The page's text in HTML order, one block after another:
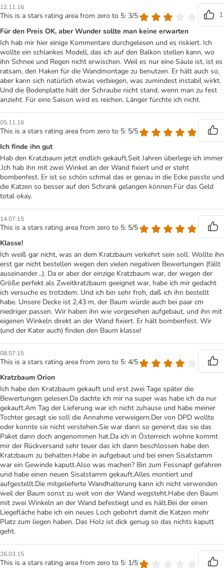
12.11.16
This is a stars rating area from zero to 5: 3/5
1
Für den Preis OK, aber Wunder sollte man keine erwarten
Ich hab mir hier einige Kommentare durchgelesen und es riskiert. Ich
wollte ein schlankes Modell, das ich auf den Balkon stellen kann, wo
ihn Schnee und Regen nicht erwischen. Weil es nur eine Säule ist, ist es
ratsam, den Haken für die Wandmontage zu benutzen. Er hält auch so,
aber kann sich natürlich etwas verbiegen, was zumindest instabil wirkt.
Und die Bodenplatte hält der Schraube nicht stand, wenn man zu fest
anzieht. Für eine Saison wird es reichen. Länger fürchte ich nicht.
05.11.16
This is a stars rating area from zero to 5: 5/5
Ich finde ihn gut
Hab den Kratzbaum jetzt endlich gekauft.Seit Jahren überlege ich immer
.Ich hab ihn mit zwei Winkel an der Wand fixiert und er steht
bombenfest. Er ist so schön schmal das er genau in die Ecke passte und
die Katzen so besser auf den Schrank gelangen können.Für das Geld
total okay.
14.07.15
This is a stars rating area from zero to 5: 5/5
Klasse!
Ich weiß gar nicht, was an dem Kratzbaum verkehrt sein soll. Wollte ihn
erst gar nicht bestellen wegen den vielen negativen Bewertungen (fällt
auseinander...). Da er aber der einzige Kratzbaum war, der wegen der
Größe perfekt als Zweitkratzbaum geeignet war, habe ich mir gedacht
ich versuche es trotzdem. Und ich bin sehr froh, daß ich ihn bestellt
habe. Unsere Decke ist 2,43 m, der Baum würde auch bei paar cm
niedriger passen. Wir haben ihn wie vorgesehen aufgebaut, und ihn mit
eigenen Winkeln direkt an der Wand fixiert. Er hält bombenfest. Wir
(und der Kater auch) finden den Baum klasse!
08.07.15
This is a stars rating area from zero to 5: 4/5
Kratzbaum Orion
Ich habe den Kratzbaum gekauft und erst zwei Tage später die
Bewertungen gelesen.Da dachte ich mir na super was habe ich da nur
gekauft.Am Tag der Lieferung war ich nicht zuhause und habe meiner
Tochter gesagt sie soll die Annahme verweigern.Der von DPD wollte
oder konnte sie nicht verstehen.Sie war dann so genervt das sie das
Paket dann doch angenommen hat.Da ich in Österreich wohne kommt
mir der Rückversand sehr teuer das ich dann beschlossen habe den
Kratzbaum zu behalten.Habe in aufgebaut und bei einen Sisalstamm
war ein Gewinde kaputt.Also was machen? Bin zum Fessnapf gefahren
und habe einen neuen Sisalstamm gekauft.Alles montiert und
aufgestellt.Die mitgelieferte Wandhalterung kann ich nicht verwenden
weil der Baum sonst zu weit von der Wand wegsteht.Habe den Baum
mit zwei Winkeln an der Wand befestiegt und es hält.Bei der einen
Liegefläche habe ich ein neues Loch gebohrt damit die Katzen mehr
Platz zum liegen haben. Das Holz ist dick genug so das nichts kaputt
geht.
26.03.15
This is a stars rating area from zero to 5: 1/5